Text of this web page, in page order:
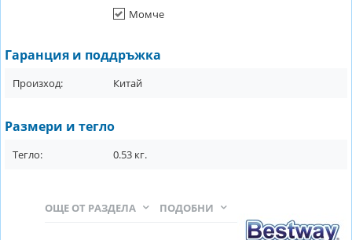
Момче
Гаранция и поддръжка
Произход: Китай
Размери и тегло
Тегло: 0.53 кг.
ПОДОБНИ
ОЩЕ ОТ РАЗДЕЛА